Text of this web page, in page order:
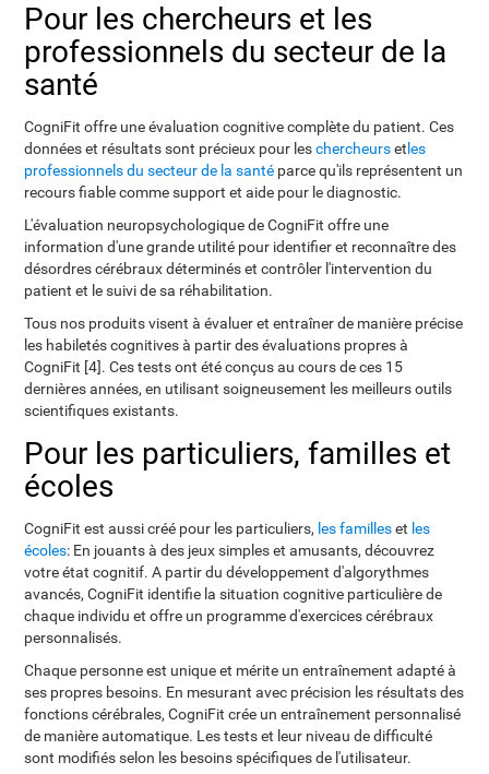
Pour les chercheurs et les
professionnels du secteur de la
santé
CogniFit offre une évaluation cognitive complète du patient. Ces
données et résultats sont précieux pour leschercheurset les
professionnels du secteur de la santé parce qu'ils représentent un
recours fiable comme support et aide pour le diagnostic.
L'évaluation neuropsychologique de CogniFit offre une
information d'une grande utilité pour identifier et reconnaître des
désordres cérébraux déterminés et contrôler l'intervention du
patient et le suivi de sa réhabilitation.
Tous nos produits visent à évaluer et entraîner de manière précise
les habiletés cognitives à partir des évaluations propres à
CogniFit [4]. Ces tests ont été conçus au cours de ces 15
dernières années, en utilisant soigneusement les meilleurs outils
scientifiques existants.
Pour les particuliers, familles et
écoles
CogniFit est aussi créé pour les particuliers, les familleset les
écoles: En jouants à des jeux simples et amusants, découvrez
votre état cognitif. A partir du développement d'algorythmes
avancés, CogniFit identifie la situation cognitive particulière de
chaque individu et offre un programme d'exercices cérébraux
personnalisés.
Chaque personne est unique et mérite un entraînement adapté à
ses propres besoins. En mesurant avec précision les résultats des
fonctions cérébrales, CogniFit crée un entraînement personnalisé
de manière automatique. Les tests et leur niveau de difficulté
sont modifiés selon les besoins spécifiques de l'utilisateur.